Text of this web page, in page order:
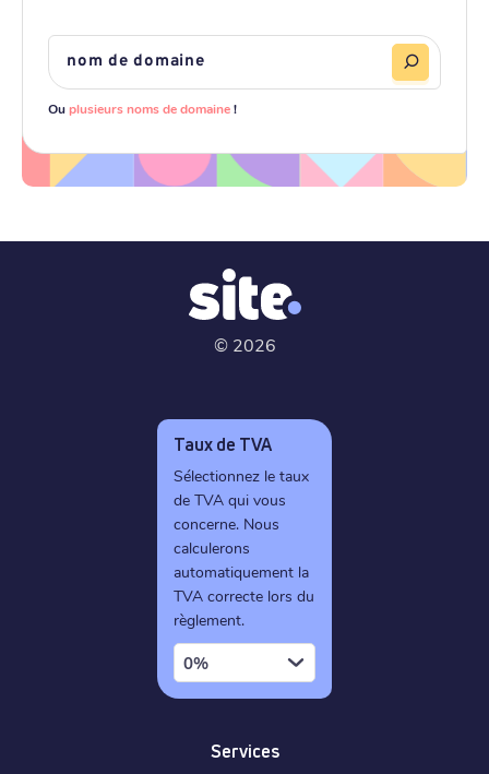
Ouplusieurs noms de domaine!
© 2026
Taux de TVA
Sélectionnez le taux
de TVA qui vous
concerne. Nous
calculerons
automatiquement la
TVA correcte lors du
règlement.
0%
Services